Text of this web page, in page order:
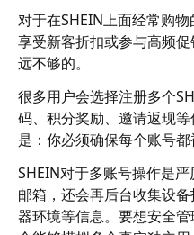
对于在SHEIN上面经常购
享受新客折扣或参与高频
远不够的。
很多用户会选择注册多个
码、积分奖励、邀请返现
是：你必须确保每个账号都
SHEIN对于多账号操作是
邮箱，还会再后台收集设
器环境等信息。要想安全